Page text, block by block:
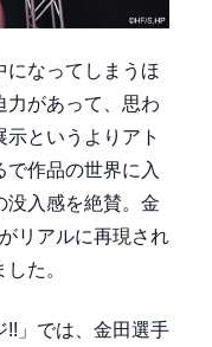
になってしまうほ
力があって、思わ
というよりアト
で作品の世界に入
没入感を絶賛。金
リアルに再現され
た。
!!」では、金田選手